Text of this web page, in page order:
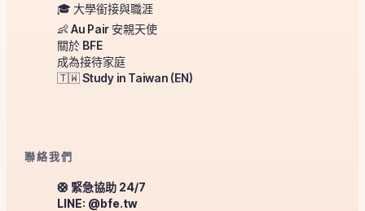
🎓 大學銜接與職涯
👶 Au Pair 安親天使
關於 BFE
成為接待家庭
🇹🇼 Study in Taiwan (EN)
聯絡我們
🛟 緊急協助 24/7
LINE: @bfe.tw